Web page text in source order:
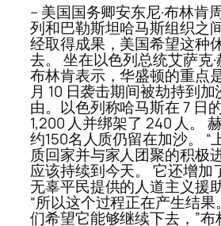
– 美国国务卿安东尼·布林肯
列和巴勒斯坦哈马斯组织之
经取得成果，美国希望这种
去。 坐在以色列总统艾萨克
布林肯表示，华盛顿的重点
月 10 日袭击期间被劫持到
由。以色列称哈马斯在 7 日
1,200 人并绑架了 240 人。
约150名人质仍留在加沙。 “
质回家并与家人团聚的积极
应该持续到今天。 它还增加
无辜平民提供的人道主义援
“所以这个过程正在产生结
们希望它能够继续下去，”